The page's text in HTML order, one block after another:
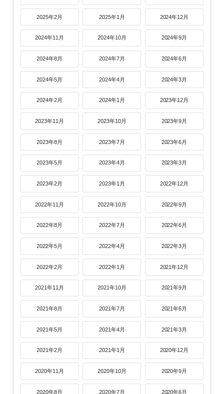
2025年2月 2025年1月 2024年12月
2024年11月 2024年10月 2024年9月
2024年8月 2024年7月 2024年6月
2024年5月 2024年4月 2024年3月
2024年2月 2024年1月 2023年12月
2023年11月 2023年10月 2023年9月
2023年8月 2023年7月 2023年6月
2023年5月 2023年4月 2023年3月
2023年2月 2023年1月 2022年12月
2022年11月 2022年10月 2022年9月
2022年8月 2022年7月 2022年6月
2022年5月 2022年4月 2022年3月
2022年2月 2022年1月 2021年12月
2021年11月 2021年10月 2021年9月
2021年8月 2021年7月 2021年6月
2021年5月 2021年4月 2021年3月
2021年2月 2021年1月 2020年12月
2020年11月 2020年10月 2020年9月
2020年8月 2020年7月 2020年6月